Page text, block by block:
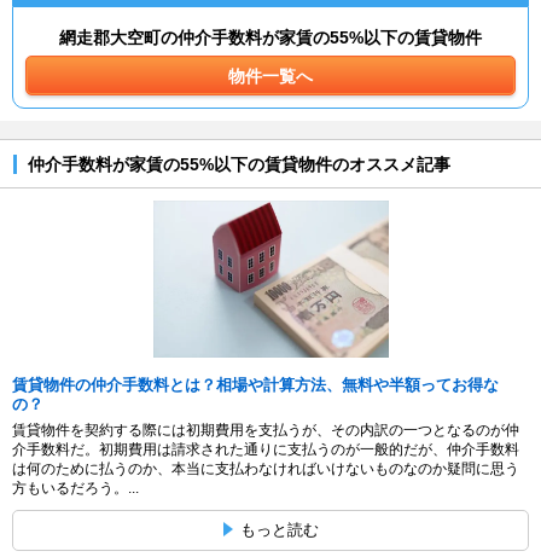
網走郡大空町の仲介手数料が家賃の55%以下の賃貸物件
物件一覧へ
仲介手数料が家賃の55%以下の賃貸物件のオススメ記事
賃貸物件の仲介手数料とは？相場や計算方法、無料や半額ってお得な
の？
賃貸物件を契約する際には初期費用を支払うが、その内訳の一つとなるのが仲
介手数料だ。初期費用は請求された通りに支払うのが一般的だが、仲介手数料
は何のために払うのか、本当に支払わなければいけないものなのか疑問に思う
方もいるだろう。...
もっと読む